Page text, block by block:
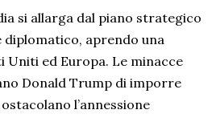
si allarga dal piano strategico
diplomatico, aprendo una
ed Europa. Le minacce
Donald Trump di imporre
l’annessione